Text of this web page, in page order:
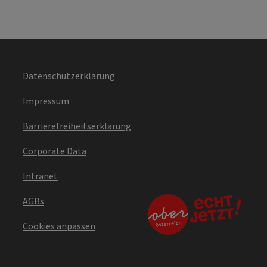
Datenschutzerklärung
Impressum
Barrierefreiheitserklärung
Corporate Data
Intranet
AGBs
Cookies anpassen